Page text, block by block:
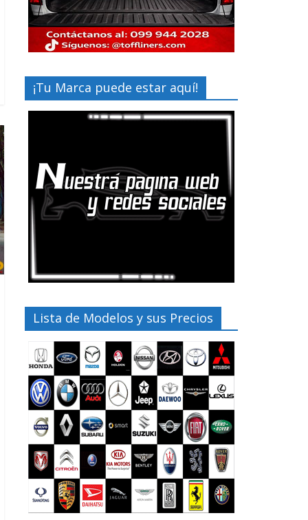
¡Tu Marca puede estar aquí!
Lista de Modelos y sus Precios